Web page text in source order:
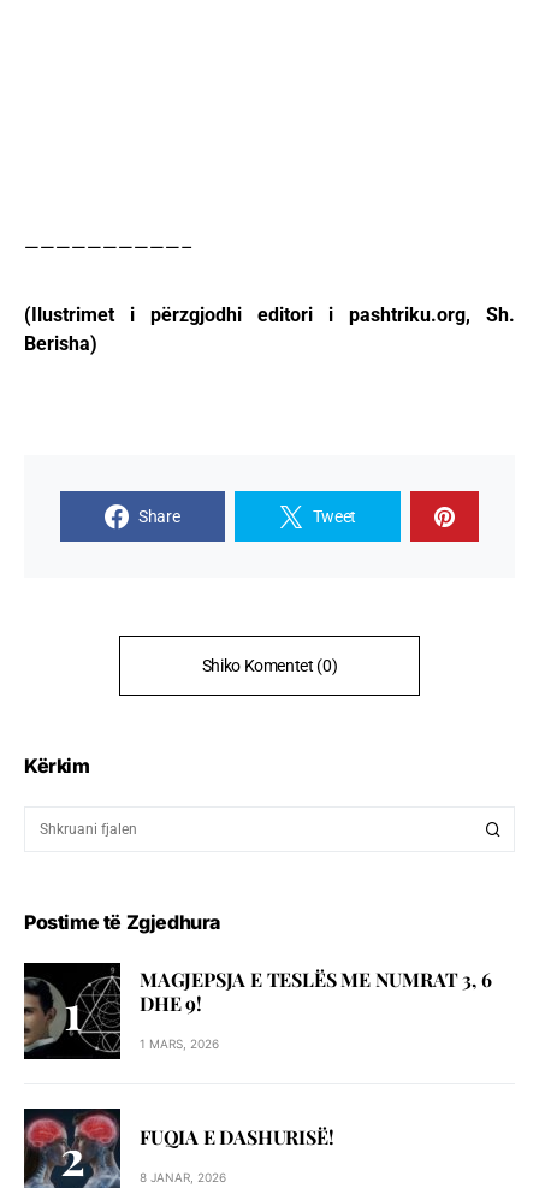
——————————–
(Ilustrimet i përzgjodhi editori i pashtriku.org, Sh.
Berisha)
Share Tweet
Shiko Komentet (0)
Kërkim
Postime të Zgjedhura
MAGJEPSJA E TESLËS ME NUMRAT 3, 6
DHE 9!
1 MARS, 2026
FUQIA E DASHURISË!
8 JANAR, 2026